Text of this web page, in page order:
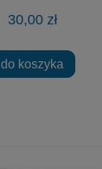
30,00 zł
do koszyka